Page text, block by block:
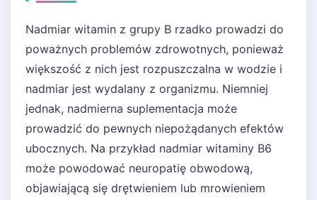
Nadmiar witamin z grupy B rzadko prowadzi do
poważnych problemów zdrowotnych, ponieważ
większość z nich jest rozpuszczalna w wodzie i
nadmiar jest wydalany z organizmu. Niemniej
jednak, nadmierna suplementacja może
prowadzić do pewnych niepożądanych efektów
ubocznych. Na przykład nadmiar witaminy B6
może powodować neuropatię obwodową,
objawiającą się drętwieniem lub mrowieniem